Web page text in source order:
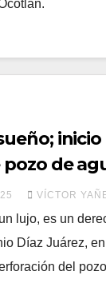
inicio
de
VÍCTOR
lujo, es un
Díaz Juárez,
del